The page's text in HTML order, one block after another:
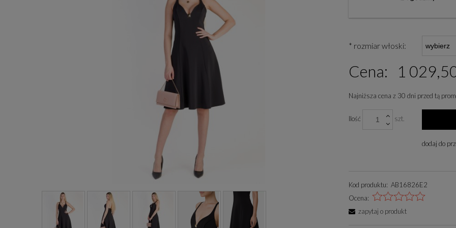
* rozmiar włoski:
Cena: 1
Najniższa cena z 30 dni przed tą
Jeżeli produkt jest
się w sprzedaży.
Ilość szt.
dodaj do
Kod produktu: AB16826E2
Ocena:
zapytaj o produkt